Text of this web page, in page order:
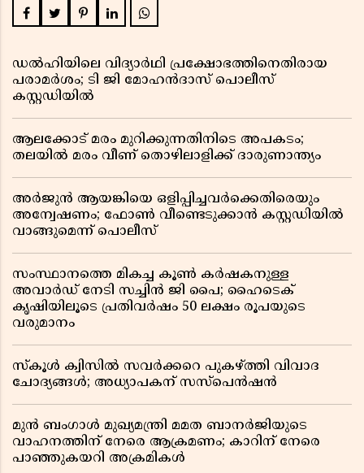
ഡൽഹിയിലെ വിദ്യാർഥി പ്രക്ഷോഭത്തിനെതിരായ
പരാമർശം; ടി ജി മോഹൻദാസ് പൊലീസ്
കസ്റ്റഡിയിൽ
ആലക്കോട് മരം മുറിക്കുന്നതിനിടെ അപകടം;
തലയിൽ മരം വീണ് തൊഴിലാളിക്ക് ദാരുണാന്ത്യം
അർജുൻ ആയങ്കിയെ ഒളിപ്പിച്ചവർക്കെതിരെയും
അന്വേഷണം; ഫോൺ വീണ്ടെടുക്കാൻ കസ്റ്റഡിയിൽ
വാങ്ങുമെന്ന് പൊലീസ്
സംസ്ഥാനത്തെ മികച്ച കൂൺ കർഷകനുള്ള
അവാർഡ് നേടി സച്ചിൻ ജി പൈ; ഹൈടെക്
കൃഷിയിലൂടെ പ്രതിവർഷം 50 ലക്ഷം രൂപയുടെ
വരുമാനം
സ്കൂൾ ക്വിസിൽ സവർക്കറെ പുകഴ്ത്തി വിവാദ
ചോദ്യങ്ങൾ; അധ്യാപകന് സസ്പെൻഷൻ
മുൻ ബംഗാൾ മുഖ്യമന്ത്രി മമത ബാനർജിയുടെ
വാഹനത്തിന് നേരെ ആക്രമണം; കാറിന് നേരെ
പാഞ്ഞുകയറി അക്രമികൾ